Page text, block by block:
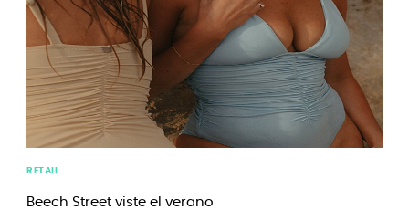
RETAIL
Beech Street viste el verano